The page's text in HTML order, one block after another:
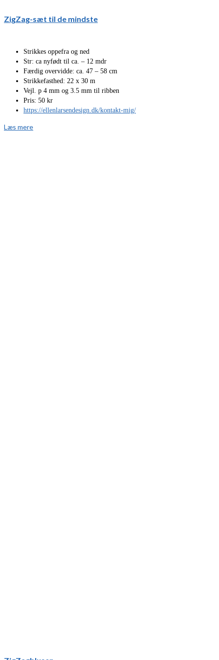
ZigZag-sæt til de mindste
Strikkes oppefra og ned
Str: ca nyfødt til ca. – 12 mdr
Færdig overvidde: ca. 47 – 58 cm
Strikkefasthed: 22 x 30 m
Vejl. p 4 mm og 3.5 mm til ribben
Pris: 50 kr
https://ellenlarsendesign.dk/kontakt-mig/
Læs mere